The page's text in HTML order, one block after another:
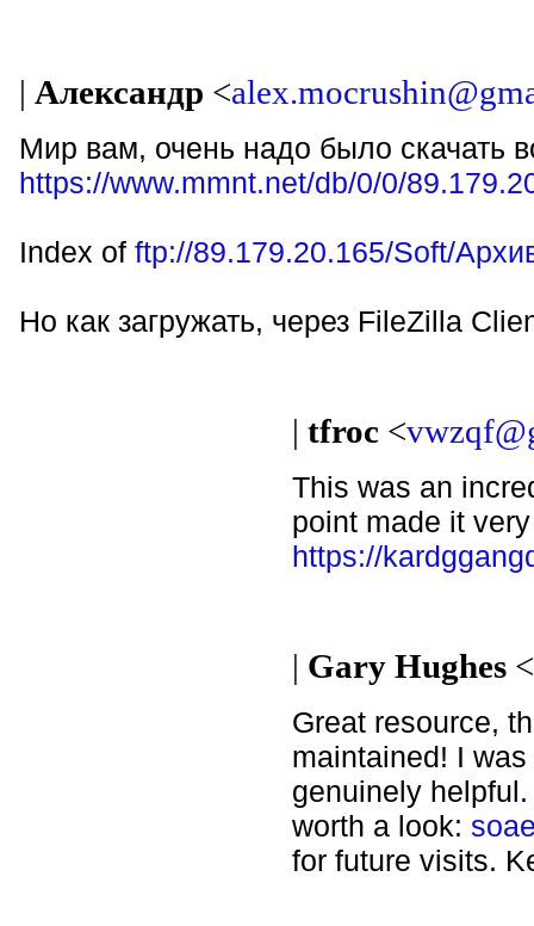
| Александр <
Мир вам, очень надо было скачать
https://www.mmnt.net/db/0/0/
Index of ftp://89.179.20.165/Soft/
Но как загружать, через FileZilla
|tfroc <
This was an
point made it
https://
| Gary Hughes <
Great resource,
maintained! I
genuinely
worth a look:
for future visits.